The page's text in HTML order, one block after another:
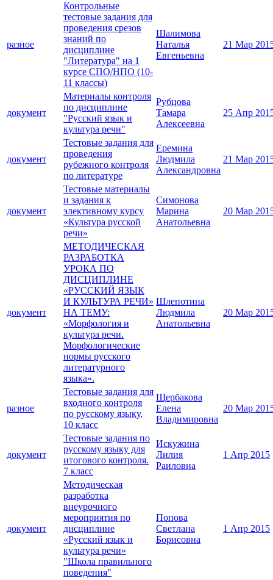
разное
Контрольные
тестовые задания для
проведения срезов
знаний по
дисциплине
"Литература" на 1
курсе СПО/НПО (10-
11 классы)
Шалимова
Наталья
Евгеньевна
21 Мар
документ
Материалы контроля
по дисциплине
"Русский язык и
культура речи"
Рубцова
Тамара
Алексеевна
25 Апр
документ
Тестовые задания для
проведения
рубежного контроля
по литературе
Еремина
Людмила
Александровна
21 Мар
документ
Тестовые материалы
и задания к
элективному курсу
«Культура русской
речи»
Симонова
Марина
Анатольевна
20 Мар
документ
МЕТОДИЧЕСКАЯ
РАЗРАБОТКА
УРОКА ПО
ДИСЦИПЛИНЕ
«РУССКИЙ ЯЗЫК
И КУЛЬТУРА РЕЧИ»
НА ТЕМУ:
«Морфология и
культура речи.
Морфологические
нормы русского
литературного
языка».
Шлепотина
Людмила
Анатольевна
20 Мар
разное
Тестовые задания для
входного контроля
по русскому языку,
10 класс
Щербакова
Елена
Владимировна
20 Мар
документ
Тестовые задания по
русскому языку для
итогового контроля.
7 класс
Искужина
Лилия
Раиловна
1 Апр 2015
документ
Методическая
разработка
внеурочного
мероприятия по
дисциплине
«Русский язык и
культура речи»
"Школа правильного
поведения"
Попова
Светлана
Борисовна
1 Апр 2015